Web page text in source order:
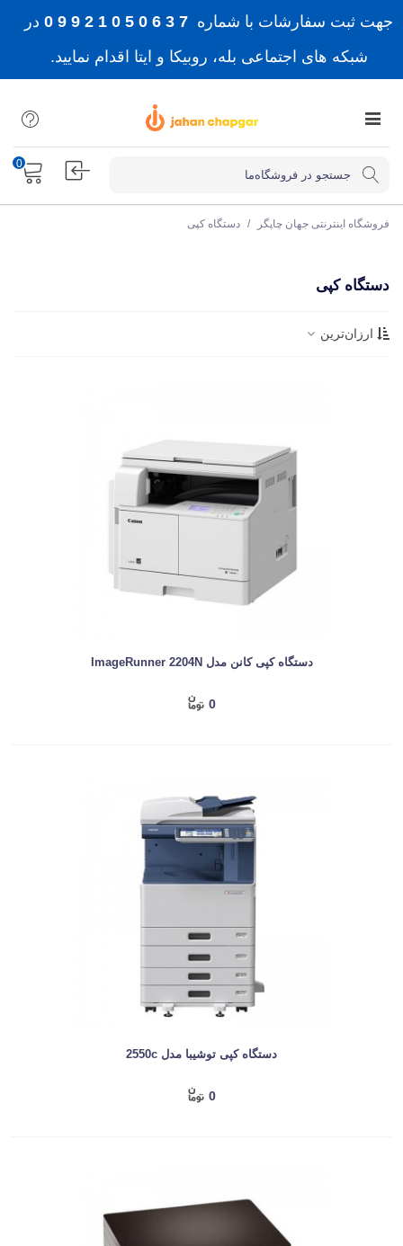
جهت ثبت سفارشات با شماره 7 3 6 0 5 0 1 2 9 9 0
در
شبکه های اجتماعی بله، روبیکا و ایتا اقدام نمایید.
0
فروشگاه اینترنتی جهان چاپگر / دستگاه کپی
دستگاه کپی
ارزان‌ترین
دستگاه کپی کانن مدل ImageRunner 2204N
0
دستگاه کپی توشیبا مدل 2550c
0